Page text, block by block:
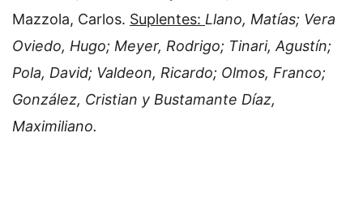
Mazzola, Carlos. Suplentes: Llano, Matías; Vera
Oviedo, Hugo; Meyer, Rodrigo; Tinari, Agustín;
Pola, David; Valdeon, Ricardo; Olmos, Franco;
González, Cristian y Bustamante Díaz,
Maximiliano.